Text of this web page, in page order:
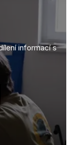
informací s